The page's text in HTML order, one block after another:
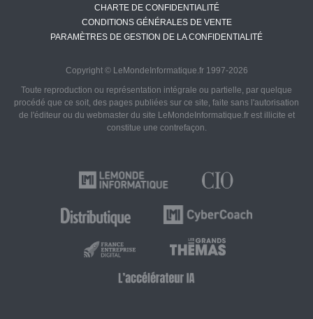
CHARTE DE CONFIDENTIALITÉ
CONDITIONS GÉNÉRALES DE VENTE
PARAMÈTRES DE GESTION DE LA CONFIDENTIALITÉ
Copyright © LeMondeInformatique.fr 1997-2026
Toute reproduction ou représentation intégrale ou partielle, par quelque
procédé que ce soit, des pages publiées sur ce site, faite sans l'autorisation
de l'éditeur ou du webmaster du site LeMondeInformatique.fr est illicite et
constitue une contrefaçon.